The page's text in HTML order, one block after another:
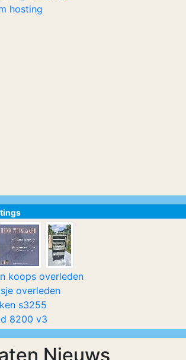
Nieuws
hosting
koops overleden
overleden
s3255
8200 v3